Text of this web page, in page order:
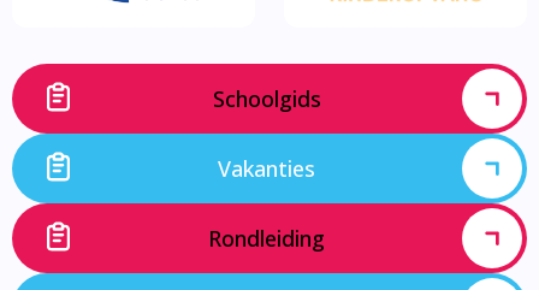
Schoolgids
Vakanties
Rondleiding